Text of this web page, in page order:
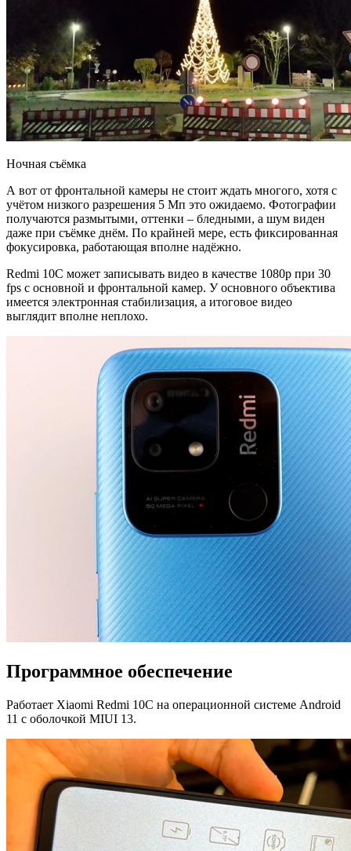
Ночная съёмка
А вот от фронтальной камеры не стоит ждать многого, хотя с
учётом низкого разрешения 5 Мп это ожидаемо. Фотографии
получаются размытыми, оттенки – бледными, а шум виден
даже при съёмке днём. По крайней мере, есть фиксированная
фокусировка, работающая вполне надёжно.
Redmi 10C может записывать видео в качестве 1080p при 30
fps с основной и фронтальной камер. У основного объектива
имеется электронная стабилизация, а итоговое видео
выглядит вполне неплохо.
Программное обеспечение
Работает Xiaomi Redmi 10C на операционной системе Android
11 с оболочкой MIUI 13.